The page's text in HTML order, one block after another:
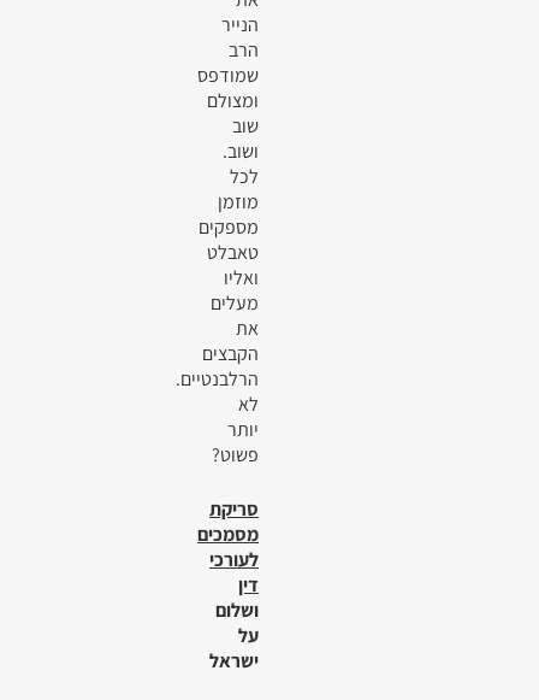
הנייר
הרב
שמודפס
ומצולם
שוב
ושוב.
לכל
מוזמן
מספקים
טאבלט
ואליו
מעלים
את
הקבצים
הרלבנטיים.
לא
יותר
פשוט?
סריקת
מסמכים
לעורכי
דין
ושלום
על
ישראל